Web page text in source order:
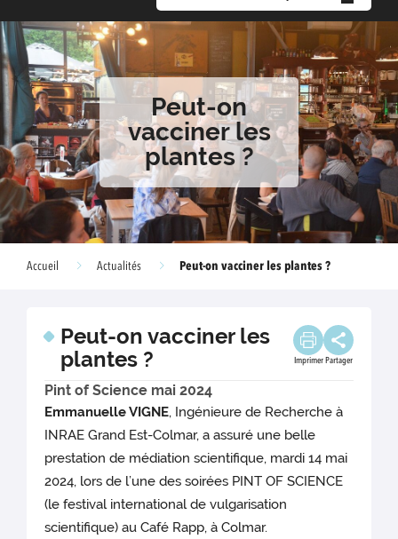
Peut-on
vacciner les
plantes ?
Accueil Actualités Peut-on vacciner les plantes ?
Peut-on vacciner les
plantes ?
Imprimer Partager
Pint of Science mai 2024
Emmanuelle VIGNE, Ingénieure de Recherche à
INRAE Grand Est-Colmar, a assuré une belle
prestation de médiation scientifique, mardi 14 mai
2024, lors de l’une des soirées PINT OF SCIENCE
(le festival international de vulgarisation
scientifique) au Café Rapp, à Colmar.